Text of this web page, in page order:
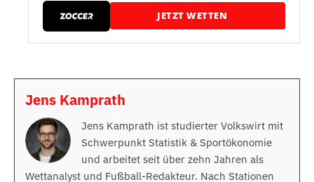
JETZT WETTEN
Jens Kamprath
Jens Kamprath ist studierter Volkswirt mit
Schwerpunkt Statistik & Sportökonomie
und arbeitet seit über zehn Jahren als
Wettanalyst und Fußball-Redakteur. Nach Stationen